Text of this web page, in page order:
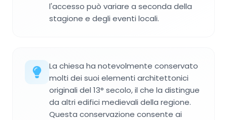
l'accesso può variare a seconda della
stagione e degli eventi locali.
La chiesa ha notevolmente conservato
molti dei suoi elementi architettonici
originali del 13° secolo, il che la distingue
da altri edifici medievali della regione.
Questa conservazione consente ai